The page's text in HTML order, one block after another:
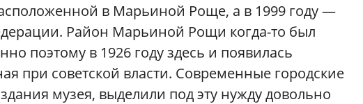
в Марьиной Роще, а в 1999 году —
Район Марьиной Рощи когда-то был
поэтому в 1926 году здесь и появилась
при советской власти. Современные городские
музея, выделили под эту нужду довольно